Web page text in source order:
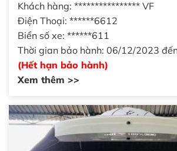
Khách hàng: **************** VF
Điện Thoại: ******6612
Biển số xe: ******611
Thời gian bảo hành: 06/12/2023
(Hết hạn bảo hành)
Xem thêm >>